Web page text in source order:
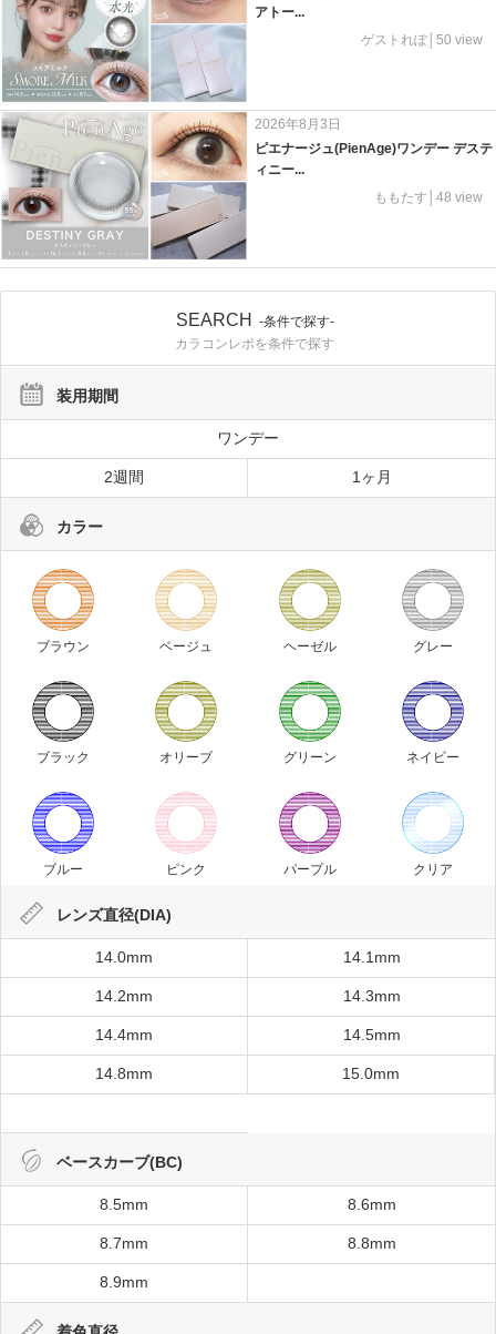
アトー...
ゲストれぽ│50 view
2026年8月3日
ピエナージュ(PienAge)ワンデー デステ
ィニー...
ももたす│48 view
SEARCH
-条件で探す-
カラコンレポを条件で探す
装用期間
ワンデー
2週間 1ヶ月
カラー
ブラウン ベージュ ヘーゼル グレー
ブラック オリーブ グリーン ネイビー
ブルー ピンク パープル クリア
レンズ直径(DIA)
14.0mm 14.1mm
14.2mm 14.3mm
14.4mm 14.5mm
14.8mm 15.0mm
ベースカーブ(BC)
8.5mm 8.6mm
8.7mm 8.8mm
8.9mm